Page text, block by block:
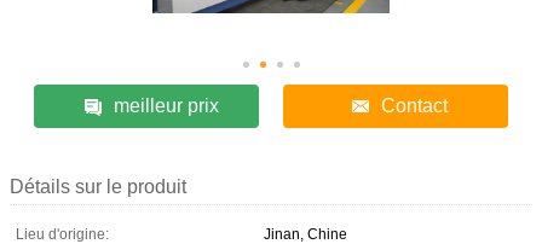
meilleur prix Contact
Détails sur le produit
Lieu d'origine:
Jinan, Chine